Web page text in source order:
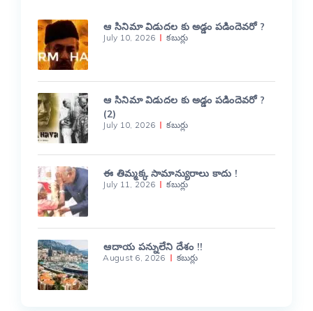
ఆ సినిమా విడుదల కు అడ్డం పడిందెవరో ?
July 10, 2026 కబుర్లు
ఆ సినిమా విడుదల కు అడ్డం పడిందెవరో ?
(2)
July 10, 2026 కబుర్లు
ఈ తిమ్మక్క సామాన్యురాలు కాదు !
July 11, 2026 కబుర్లు
ఆదాయ పన్నులేని దేశం !!
August 6, 2026 కబుర్లు